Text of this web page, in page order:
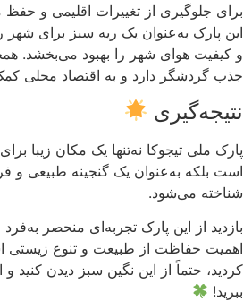
برای جلوگیری از تغییرات اقلیمی و
این پارک به‌عنوان یک ریه سبز برای شهر
و کیفیت هوای شهر را بهبود می‌بخشد.
جذب گردشگر دارد و به اقتصاد محلی
نتیجه‌گیری
پارک ملی تیجوکا نه‌تنها یک مکان زیبا
است بلکه به‌عنوان یک گنجینه طبیعی و
شناخته می‌شود.
بازدید از این پارک تجربه‌ای منحصر به‌فرد
اهمیت حفاظت از طبیعت و تنوع زیستی
کردید، حتماً از این نگین سبز دیدن کنید
ببرید!